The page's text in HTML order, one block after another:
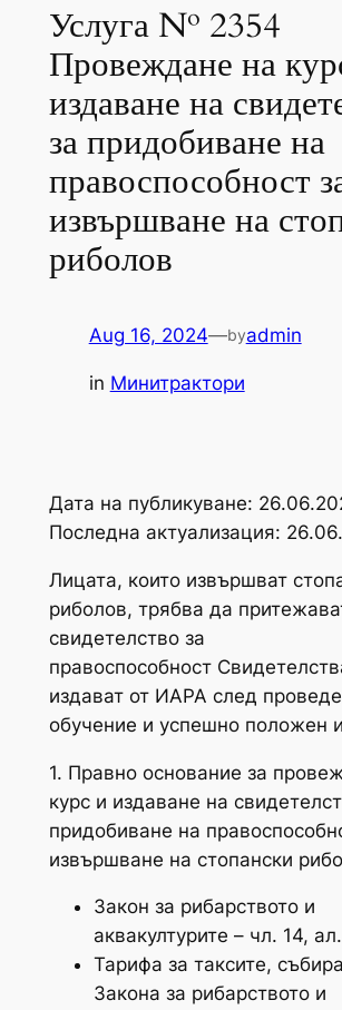
Услуга № 2354
Провеждане на
издаване на
за придобиване на
правоспособност
извършване на
риболов
Aug 16, 2024—byadmin
in Минитрактори
Дата на публикуване:
Последна актуализация:
Лицата, които извършват
риболов, трябва да
свидетелство за
правоспособност
издават от ИАРА след
обучение и успешно положен
1. Правно основание за
курс и издаване на
придобиване на
извършване на стопански
Закон за рибарството и
аквакултурите – чл. 14,
Тарифа за таксите,
Закона за рибарството и